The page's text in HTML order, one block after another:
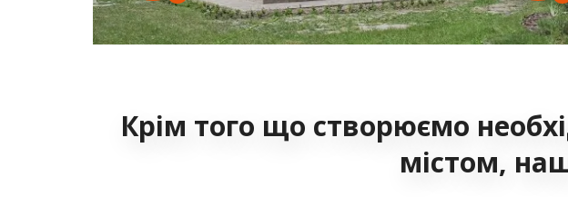
Крім того що створюємо
містом,